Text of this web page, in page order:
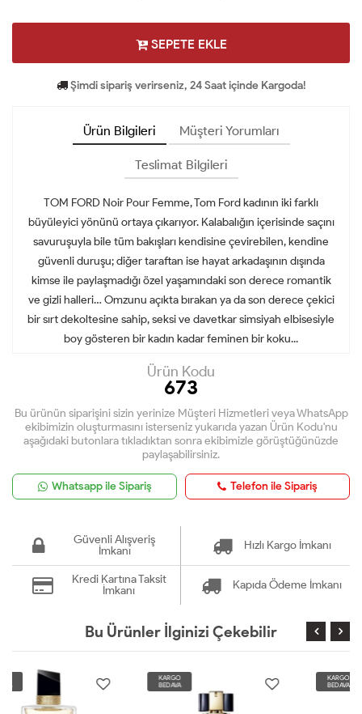
SEPETE EKLE
Şimdi sipariş verirseniz, 24 Saat içinde Kargoda!
Ürün Bilgileri Müşteri Yorumları
Teslimat Bilgileri
TOM FORD Noir Pour Femme, Tom Ford kadının iki farklı
büyüleyici yönünü ortaya çıkarıyor. Kalabalığın içerisinde saçını
savuruşuyla bile tüm bakışları kendisine çevirebilen, kendine
güvenli duruşu; diğer taraftan ise hayat arkadaşının dışında
kimse ile paylaşmadığı özel yaşamındaki son derece romantik
ve gizli halleri… Omzunu açıkta bırakan ya da son derece çekici
bir sırt dekoltesine sahip, seksi ve davetkar simsiyah elbisesiyle
boy gösteren bir kadın kadar feminen bir koku...
Ürün Kodu
673
Bu ürünün siparişini sizin yerinize Müşteri Hizmetleri veya WhatsApp
ekibimizin oluşturmasını isterseniz yukarıda yazan Ürün Kodu'nu
aşağıdaki butonlara tıkladıktan sonra ekibimizle görüştüğünüzde
paylaşabilirsiniz.
Whatsapp ile Sipariş Telefon ile Sipariş
Güvenli Alışveriş
İmkanı
Hızlı Kargo İmkanı
Kredi Kartına Taksit
İmkanı
Kapıda Ödeme İmkanı
Bu Ürünler İlginizi Çekebilir
KARGO
BEDAVA